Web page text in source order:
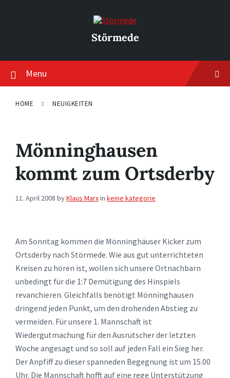
Störmede
Menu
HOME NEUIGKEITEN
Mönninghausen
kommt zum Ortsderby
11. April 2008 byKlaus Marxin keine kategorie
Am Sonntag kommen die Mönninghäuser Kicker zum
Ortsderby nach Störmede. Wie aus gut unterrichteten
Kreisen zu hören ist, wollen sich unsere Ortnachbarn
unbedingt für die 1:7 Demütigung des Hinspiels
revanchieren. Gleichfalls benötigt Mönninghausen
dringend jeden Punkt, um den drohenden Abstieg zu
vermeiden. Für unsere 1. Mannschaft ist
Wiedergutmachung für den Ausrutscher der letzten
Woche angesagt und so soll auf jeden Fall ein Sieg her.
Der Anpfiff zu dieser spanneden Begegnung ist um 15.00
Uhr. Die Mannschaft hofft auf eine rege Unterstützung